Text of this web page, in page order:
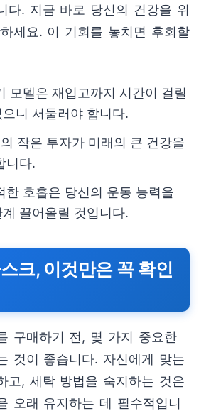
다. 지금 바로 당신의 건강을 위
세요. 이 기회를 놓치면 후회할
모델은 재입고까지 시간이 걸릴
으니 서둘러야 합니다.
작은 투자가 미래의 큰 건강을
니다.
한 호흡은 당신의 운동 능력을
계 끌어올릴 것입니다.
크, 이것만은 꼭 확인
구매하기 전, 몇 가지 중요한
것이 좋습니다. 자신에게 맞는
고, 세탁 방법을 숙지하는 것은
오래 유지하는 데 필수적입니